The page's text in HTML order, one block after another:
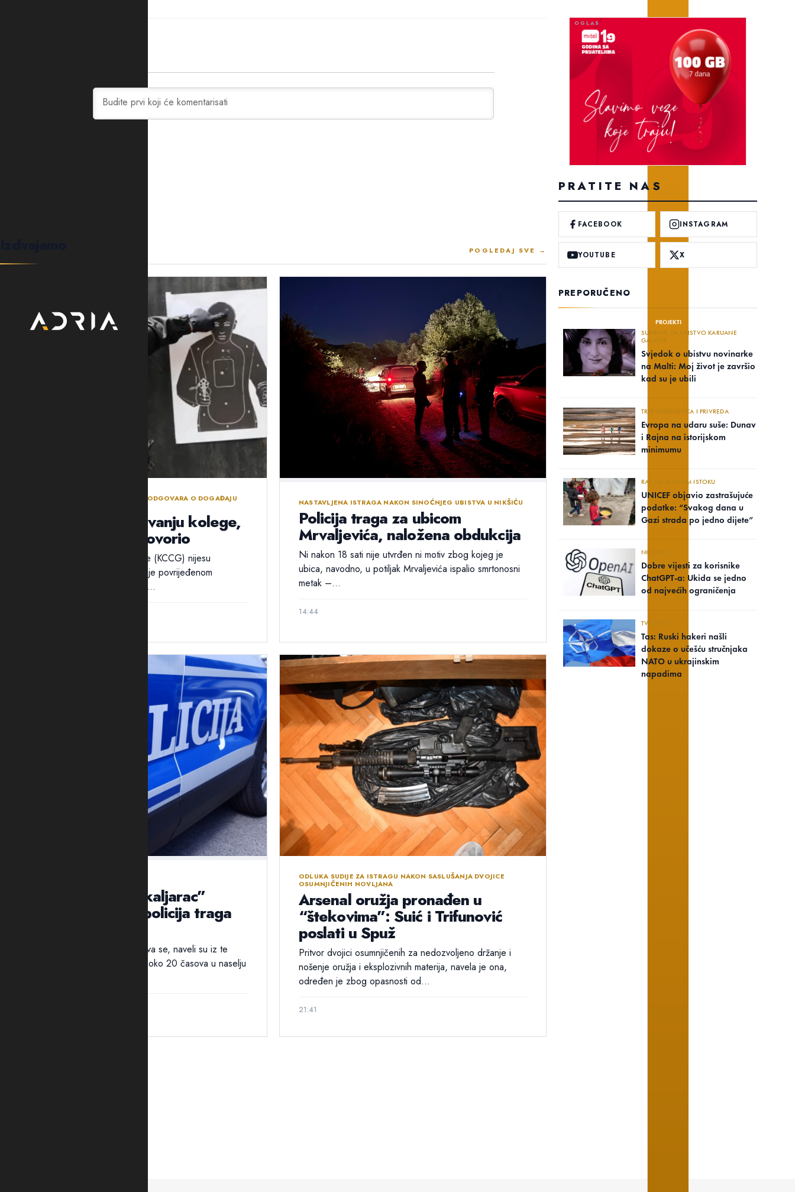
PROJEKTI
POGLEDAJ SVE →
BEZBJEDNOSNI SEKTOR DANIMA NE ODGOVARA O DOGAĐAJU
Policija ćuti o ranjavanju kolege,
ali traži ko je progovorio
Ni iz Kliničkog centra Crne Gore (KCCG) nijesu
odgovorili na pitanja Adrije da li je povrijeđenom
policajcu B.B. ukazivana pomoć...
NASTAVLJENA ISTRAGA NAKON SINOĆNJEG UBISTVA U NIKŠIĆU
Policija traga za ubicom
Mrvaljevića, naložena obdukcija
Ni nakon 18 sati nije utvrđen ni motiv zbog kojeg je
ubica, navodno, u potiljak Mrvaljevića ispalio smrtonosni
metak –...
14:44
NIKŠIĆ: Ubijen “škaljarac”
Jovan Mrvaljević, policija traga
Policija traga za ubicom. Pucnjava se, naveli su iz te
bezbjednosne službe, dogodila oko 20 časova u naselju
ODLUKA SUDIJE ZA ISTRAGU NAKON SASLUŠANJA DVOJICE
OSUMNJIČENIH NOVLJANA
Arsenal oružja pronađen u
“štekovima”: Suić i Trifunović
poslati u Spuž
Pritvor dvojici osumnjičenih za nedozvoljeno držanje i
nošenje oružja i eksplozivnih materija, navela je ona,
određen je zbog opasnosti od...
21:41
PRATITE NAS
FACEBOOK INSTAGRAM
YOUTUBE X
PREPORUČENO
SUĐENJE ZA UBISTVO KARUANE
GALICIJE
Svjedok o ubistvu novinarke
na Malti: Moj život je završio
kad su je ubili
TRPE ENERGETIKA I PRIVREDA
Evropa na udaru suše: Dunav
i Rajna na istorijskom
minimumu
RAT NA BLISKOM ISTOKU
UNICEF objavio zastrašujuće
podatke: “Svakog dana u
Gazi strada po jedno dijete”
NOVINE
Dobre vijesti za korisnike
ChatGPT-a: Ukida se jedno
od najvećih ograničenja
TVRDNJE
Tas: Ruski hakeri našli
dokaze o učešću stručnjaka
NATO u ukrajinskim
napadima